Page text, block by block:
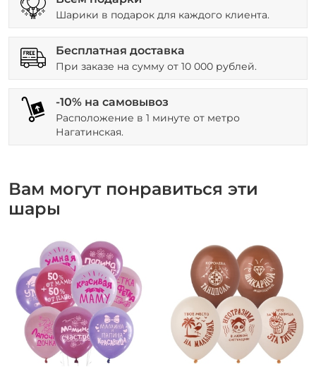
Шарики в подарок для каждого клиента.
Бесплатная доставка
При заказе на сумму от 10 000 рублей.
-10% на самовывоз
Расположение в 1 минуте от метро
Нагатинская.
Вам могут понравиться эти
шары